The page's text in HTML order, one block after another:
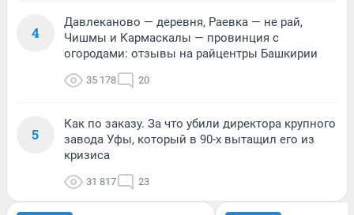
4
Давлеканово — деревня, Раевка — не рай,
Чишмы и Кармаскалы — провинция с
огородами: отзывы на райцентры Башкирии
35 178 20
5
Как по заказу. За что убили директора крупного
завода Уфы, который в 90-х вытащил его из
кризиса
31 817 23